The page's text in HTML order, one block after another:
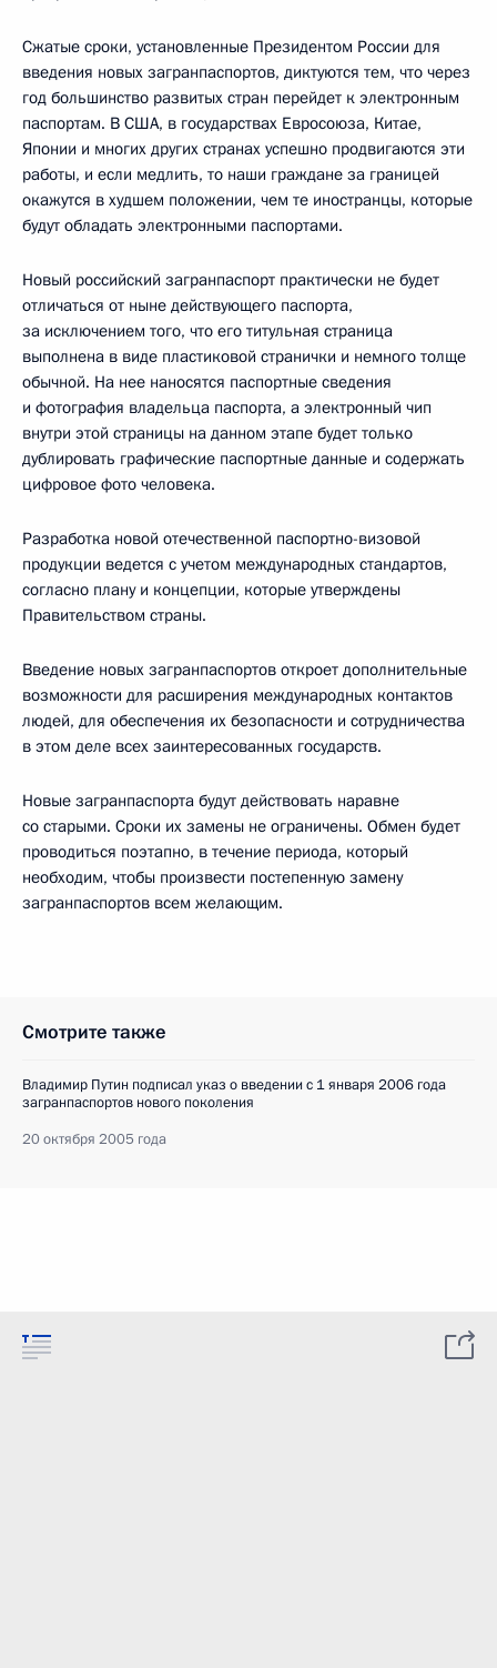
Сжатые сроки, установленные Президентом России для
введения новых загранпаспортов, диктуются тем, что через
год большинство развитых стран перейдет к электронным
паспортам. В США, в государствах Евросоюза, Китае,
Японии и многих других странах успешно продвигаются эти
работы, и если медлить, то наши граждане за границей
окажутся в худшем положении, чем те иностранцы, которые
будут обладать электронными паспортами.
Новый российский загранпаспорт практически не будет
отличаться от ныне действующего паспорта,
за исключением того, что его титульная страница
выполнена в виде пластиковой странички и немного толще
обычной. На нее наносятся паспортные сведения
и фотография владельца паспорта, а электронный чип
внутри этой страницы на данном этапе будет только
дублировать графические паспортные данные и содержать
цифровое фото человека.
Разработка новой отечественной паспортно-визовой
продукции ведется с учетом международных стандартов,
согласно плану и концепции, которые утверждены
Правительством страны.
Введение новых загранпаспортов откроет дополнительные
возможности для расширения международных контактов
людей, для обеспечения их безопасности и сотрудничества
в этом деле всех заинтересованных государств.
Новые загранпаспорта будут действовать наравне
со старыми. Сроки их замены не ограничены. Обмен будет
проводиться поэтапно, в течение периода, который
необходим, чтобы произвести постепенную замену
загранпаспортов всем желающим.
Смотрите также
Владимир Путин подписал указ о введении с 1 января 2006 года
загранпаспортов нового поколения
20 октября 2005 года